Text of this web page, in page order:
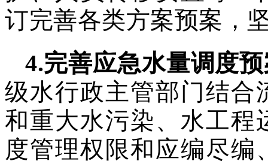
订完善各类方案预案，
4.完善应急水量调度
级水行政主管部门结合
和重大水污染、水工程
度管理权限和应编尽编